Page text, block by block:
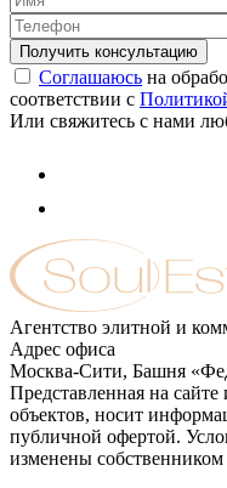
Соглашаюсь на
соответствии с
Или свяжитесь с нами
Агентство элитной и
Адрес офиса
Москва-Сити, Башня
Представленная на
объектов, носит
публичной офертой.
изменены собственником